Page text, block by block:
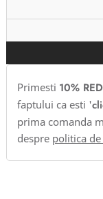
Primesti 10%
faptului ca esti '
prima comanda
despre politica